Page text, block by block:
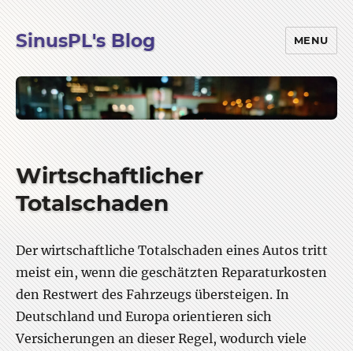
SinusPL's Blog MENU
Wirtschaftlicher
Totalschaden
Der wirtschaftliche Totalschaden eines Autos tritt
meist ein, wenn die geschätzten Reparaturkosten
den Restwert des Fahrzeugs übersteigen. In
Deutschland und Europa orientieren sich
Versicherungen an dieser Regel, wodurch viele